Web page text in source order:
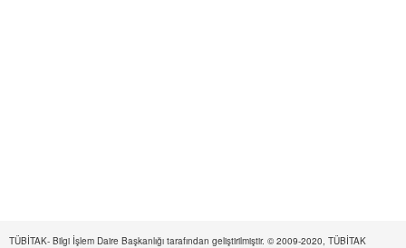
TÜBİTAK- Bilgi İşlem Daire Başkanlığı tarafından geliştirilmiştir. © 2009-2020, TÜBİTAK